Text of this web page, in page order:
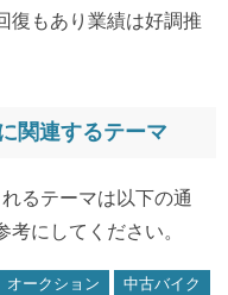
復もあり業績は好調推
関連するテーマ
るテーマは以下の通
にしてください。
オークション
中古バイク